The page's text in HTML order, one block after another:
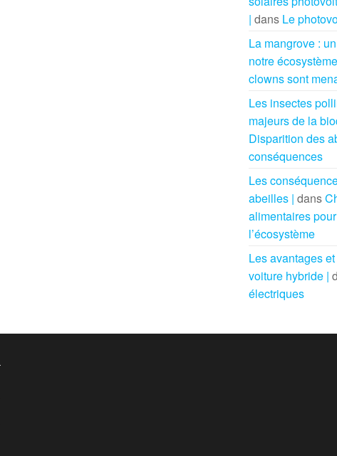
| dans Le
La mangrove :
notre
clowns sont
Les insectes
majeurs de la
Disparition des
conséquences
Les
abeilles | dans
alimentaires
l’écosystème
Les avantages
voiture hybride |
électriques